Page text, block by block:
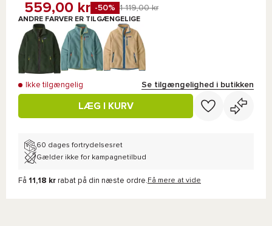
559,00 kr -50% 1 119,00 kr
ANDRE FARVER ER TILGÆNGELIGE
Ikke tilgængelig Se tilgængelighed i butikken
LÆG I KURV
60 dages fortrydelsesret
Gælder ikke for kampagnetilbud
Få 11,18 kr rabat på din næste ordre. Få mere at vide